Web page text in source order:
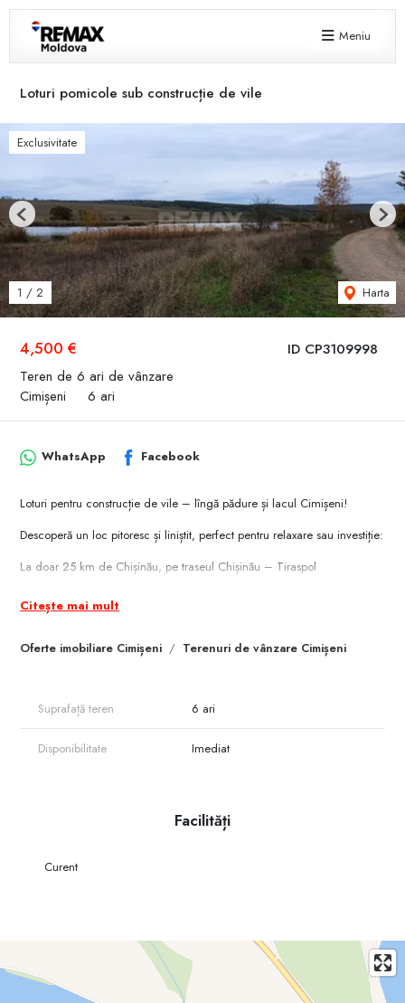
Meniu
Loturi pomicole sub construcție de vile
ID CP3109998
4,500 €
Teren de 6 ari de vânzare
Cimișeni
6 ari
Exclusivitate
1 / 2 Harta
Previous Next
Oferte imobiliare Cimișeni Terenuri de vânzare Cimișeni
WhatsApp Facebook
Loturi pentru construcție de vile – lîngă pădure și lacul Cimișeni!
Descoperă un loc pitoresc și liniștit, perfect pentru relaxare sau investiție:
La doar 25 km de Chișinău, pe traseul Chișinău – Tiraspol
Aer curat, atmosferă liniștită și priveliște superbă asupra lacului și pădurii
de oraș.
Citește mai mult
Suprafață teren 6 ari
Disponibilitate Imediat
Facilități
Curent